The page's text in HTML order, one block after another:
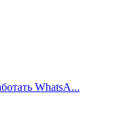
WhatsA...